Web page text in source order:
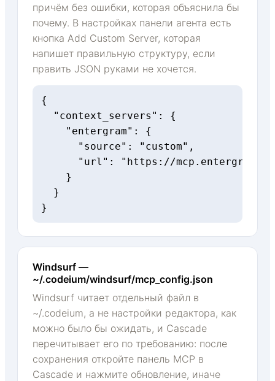
причём без ошибки, которая объяснила бы
почему. В настройках панели агента есть
кнопка Add Custom Server, которая
напишет правильную структуру, если
править JSON руками не хочется.
{
  "context_servers": {
    "entergram": {
      "source": "custom",
"url": "https://
    }
  }
}
Windsurf —
~/.codeium/windsurf/mcp_config.json
Windsurf читает отдельный файл в
~/.codeium, а не настройки редактора, как
можно было бы ожидать, и Cascade
перечитывает его по требованию: после
сохранения откройте панель MCP в
Cascade и нажмите обновление, иначе